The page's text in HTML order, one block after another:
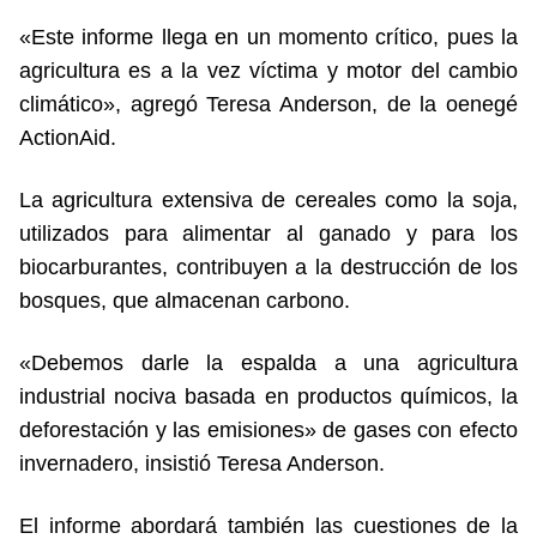
«Este informe llega en un momento crítico, pues la
agricultura es a la vez víctima y motor del cambio
climático», agregó Teresa Anderson, de la oenegé
ActionAid.
La agricultura extensiva de cereales como la soja,
utilizados para alimentar al ganado y para los
biocarburantes, contribuyen a la destrucción de los
bosques, que almacenan carbono.
«Debemos darle la espalda a una agricultura
industrial nociva basada en productos químicos, la
deforestación y las emisiones» de gases con efecto
invernadero, insistió Teresa Anderson.
El informe abordará también las cuestiones de la